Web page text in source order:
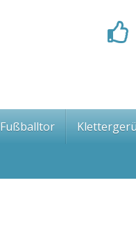
Fußballtor